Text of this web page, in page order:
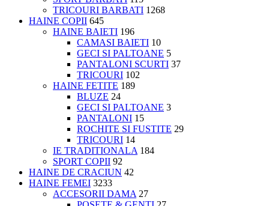
TRICOURI BARBATI 1268
HAINE COPII 645
HAINE BAIETI 196
CAMASI BAIETI 10
GECI SI PALTOANE 5
PANTALONI SCURTI 37
TRICOURI 102
HAINE FETITE 189
BLUZE 24
GECI SI PALTOANE 3
PANTALONI 15
ROCHITE SI FUSTITE 29
TRICOURI 14
IE TRADITIONALA 184
SPORT COPII 92
HAINE DE CRACIUN 42
HAINE FEMEI 3233
ACCESORII DAMA 27